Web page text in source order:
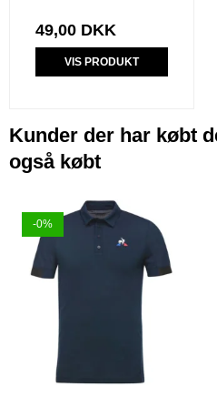
49,00 DKK
VIS PRODUKT
Kunder der har købt
også købt
-0%